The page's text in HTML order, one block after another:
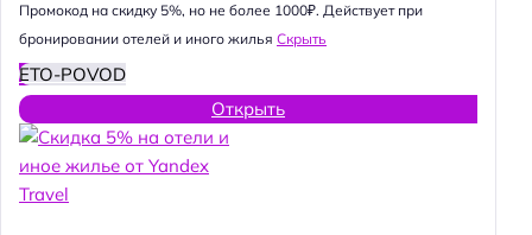
Промокод на скидку 5%, но не более 1000₽. Действует при
бронировании отелей и иного жилья Скрыть
ETO-POVOD
Открыть